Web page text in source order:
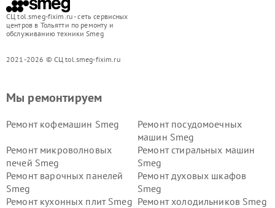
СЦ tol.smeg-fixim.ru - сеть сервисных
центров в Тольятти по ремонту и
обслуживанию техники Smeg
2021-2026 © СЦ tol.smeg-fixim.ru
Мы ремонтируем
Ремонт кофемашин Smeg
Ремонт посудомоечных
машин Smeg
Ремонт микроволновых
печей Smeg
Ремонт стиральных машин
Smeg
Ремонт варочных панелей
Smeg
Ремонт духовых шкафов
Smeg
Ремонт кухонных плит Smeg Ремонт холодильников Smeg